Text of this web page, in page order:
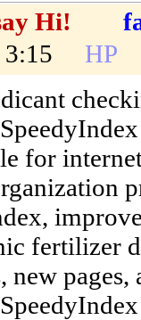
Hi!
3:15 HP
for
fertilizer
pages,